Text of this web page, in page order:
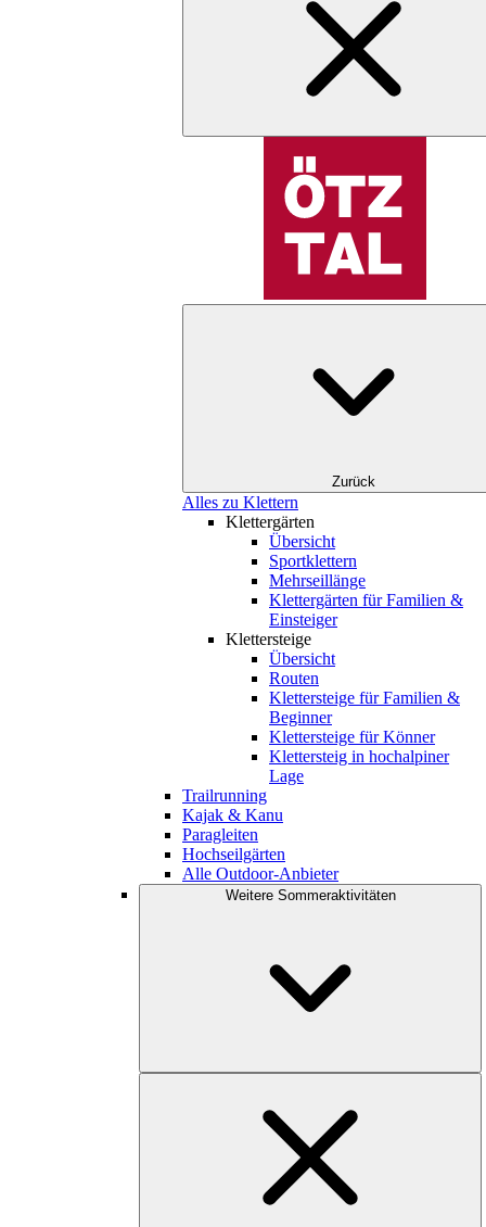
Zurück
Alles zu Klettern
Klettergärten
Übersicht
Sportklettern
Mehrseillänge
Klettergärten für Familien &
Einsteiger
Klettersteige
Übersicht
Routen
Klettersteige für Familien &
Beginner
Klettersteige für Könner
Klettersteig in hochalpiner
Lage
Trailrunning
Kajak & Kanu
Paragleiten
Hochseilgärten
Alle Outdoor-Anbieter
Weitere Sommeraktivitäten